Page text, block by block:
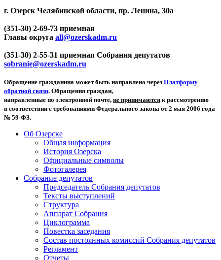
г. Озерск Челябинской области, пр. Ленина, 30а
(351-30) 2-69-73 приемная
Главы округа all@ozerskadm.ru
(351-30) 2-55-31 приемная Собрания депутатов
sobranie@ozerskadm.ru
Обращение гражданина может быть направлено через Платформу
обратной связи. Обращения граждан,
направленные по электронной почте, не принимаются к рассмотрению
в соответствии с требованиями Федерального закона от 2 мая 2006 года
№ 59-ФЗ.
Об Озерске
Общая информация
История Озерска
Официальные символы
Фотогалерея
Собрание депутатов
Председатель Собрания депутатов
Тексты выступлений
Структура
Аппарат Собрания
Циклограмма
Повестка заседания
Состав постоянных комиссий Собрания депутатов
Регламент
Отчеты